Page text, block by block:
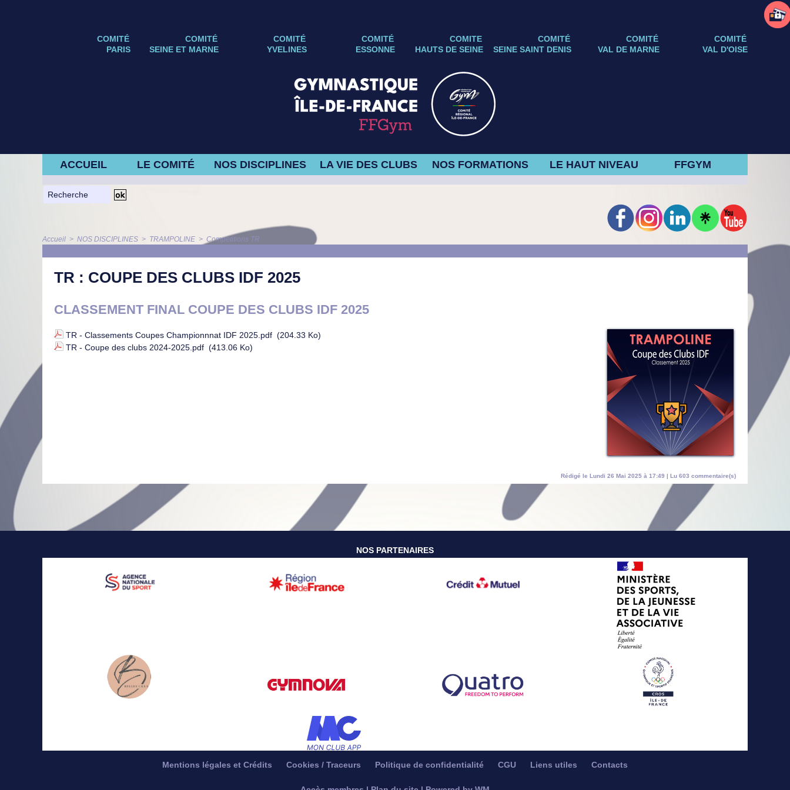
COMITÉ
COMITÉ
COMITÉ
COMITE
COMITÉ
COMITÉ
COMITÉ
COMITÉ
VAL D'OISE
VAL DE MARNE
SEINE SAINT DENIS
HAUTS DE SEINE
ESSONNE
YVELINES
SEINE ET MARNE
PARIS
ACCUEIL LE COMITÉ NOS DISCIPLINES LA VIE DES CLUBS NOS FORMATIONS LE HAUT NIVEAU FFGYM
Accueil > NOS DISCIPLINES > TRAMPOLINE > Compétitions TR
TR : COUPE DES CLUBS IDF 2025
CLASSEMENT FINAL COUPE DES CLUBS IDF 2025
TR - Classements Coupes Championnnat IDF 2025.pdf (204.33 Ko)
TR - Coupe des clubs 2024-2025.pdf (413.06 Ko)
Rédigé le Lundi 26 Mai 2025 à 17:49 | Lu 603 commentaire(s)
NOS PARTENAIRES
Mentions légales et Crédits Cookies / Traceurs Politique de confidentialité CGU Liens utiles Contacts